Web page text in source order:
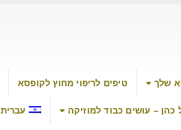
שלך טיפים לריפוי מחוץ לקופסא
כהן – עושים כבוד למוזיקה עברית